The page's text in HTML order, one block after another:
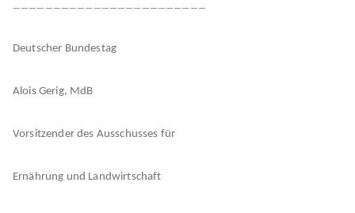
————————————————————————
Deutscher Bundestag
Alois Gerig, MdB
Vorsitzender des Ausschusses für
Ernährung und Landwirtschaft